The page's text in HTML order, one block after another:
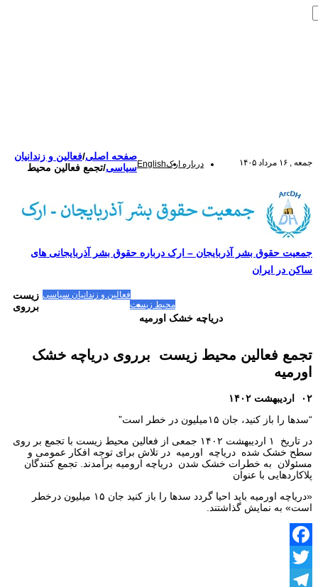
جمعه , ۱۶ مرداد ۱۴۰۵ درباره ارکEnglish
جمعیت حقوق بشر آذربایجان – ارک درباره حقوق بشر آذربایجانی های
ساکن در ایران
فعالین و زندانیان سیاسی
محیط زیست
صفحه اصلی/فعالین و زندانیان
سیاسی/تجمع فعالین محیط
زیست
برروی
دریاچه خشک اورمیه
تجمع فعالین محیط زیست برروی دریاچه خشک
اورمیه
۰۲ اردیبهشت ۱۴۰۲
“سدها را باز کنید، جان ۱۵میلیون در خطر است”
در تاریخ ۱ اردیبهشت ۱۴۰۲ جمعی از فعالین محیط زیست با تجمع بر روی
سطح خشک شده دریاچه اورمیه در تلاش برای توجه افکار عمومی و
مسئولان به خطرات خشک شدن دریاچه ارومیه برآمدند. تجمع کنندگان
پلاکاردهایی با عنوان
«دریاچه اورمیه باید احیا گردد سدها را باز کنید جان ۱۵ میلیون درخطر
است» به نمایش گذاشتند.
Facebook
Twitter